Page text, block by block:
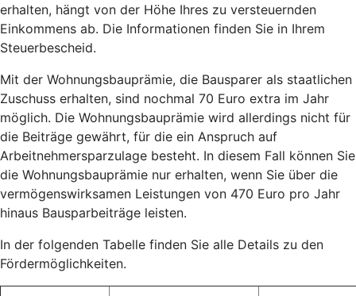
erhalten, hängt von der Höhe Ihres zu versteuernden
Einkommens ab. Die Informationen finden Sie in Ihrem
Steuerbescheid.
Mit der Wohnungsbauprämie, die Bausparer als staatlichen
Zuschuss erhalten, sind nochmal 70 Euro extra im Jahr
möglich. Die Wohnungsbauprämie wird allerdings nicht für
die Beiträge gewährt, für die ein Anspruch auf
Arbeitnehmersparzulage besteht. In diesem Fall können Sie
die Wohnungsbauprämie nur erhalten, wenn Sie über die
vermögenswirksamen Leistungen von 470 Euro pro Jahr
hinaus Bausparbeiträge leisten.
In der folgenden Tabelle finden Sie alle Details zu den
Fördermöglichkeiten.